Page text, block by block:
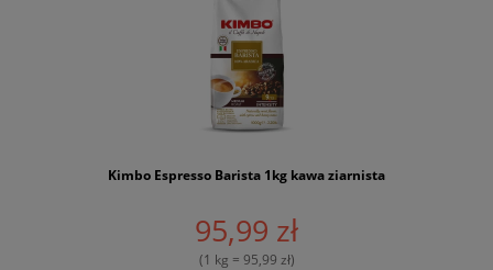
Kimbo Espresso Barista 1kg kawa ziarnista
95,99 zł
(1 kg = 95,99 zł)